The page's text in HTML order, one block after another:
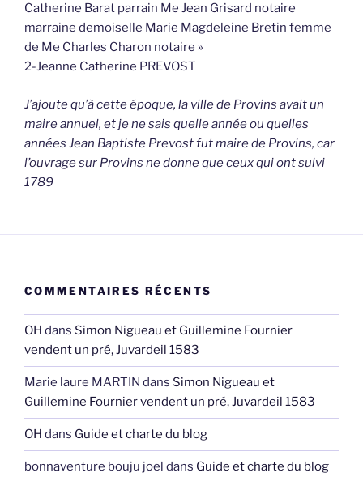
Catherine Barat parrain Me Jean Grisard notaire
marraine demoiselle Marie Magdeleine Bretin femme
de Me Charles Charon notaire »
2-Jeanne Catherine PREVOST
J’ajoute qu’à cette époque, la ville de Provins avait un
maire annuel, et je ne sais quelle année ou quelles
années Jean Baptiste Prevost fut maire de Provins, car
l’ouvrage sur Provins ne donne que ceux qui ont suivi
1789
COMMENTAIRES RÉCENTS
OH dans Simon Nigueau et Guillemine Fournier
vendent un pré, Juvardeil 1583
Marie laure MARTIN dans Simon Nigueau et
Guillemine Fournier vendent un pré, Juvardeil 1583
OH dans Guide et charte du blog
bonnaventure bouju joel dans Guide et charte du blog